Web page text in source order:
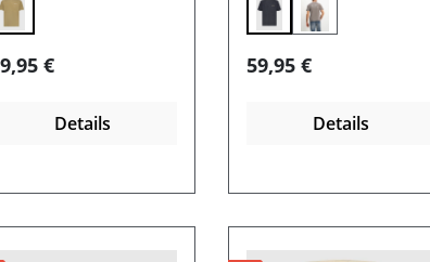
Preis:
€
Details
Regulärer Preis:
59,95 €
Details